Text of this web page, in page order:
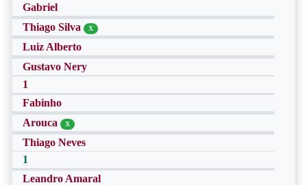
Gabriel
Thiago Silva
X
Luiz Alberto
Gustavo Nery
1
Fabinho
Arouca
X
Thiago Neves
1
Leandro Amaral